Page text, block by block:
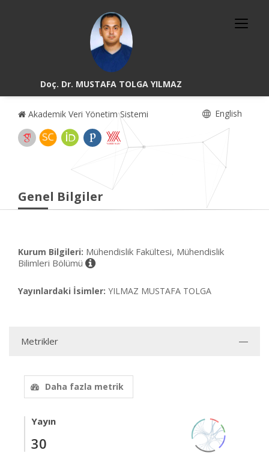
Doç. Dr. MUSTAFA TOLGA YILMAZ
Akademik Veri Yönetim Sistemi English
Genel Bilgiler
Kurum Bilgileri: Mühendislik Fakültesi, Mühendislik
Bilimleri Bölümü
Yayınlardaki İsimler: YILMAZ MUSTAFA TOLGA
Metrikler
Daha fazla metrik
Yayın
30